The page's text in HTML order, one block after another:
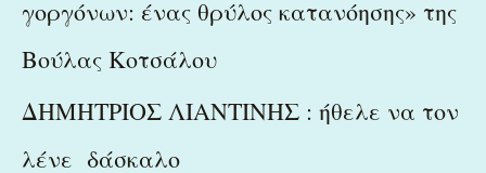
γοργόνων: ένας θρύλος κατανόησης» της
Βούλας Κοτσάλου
ΔΗΜΗΤΡΙΟΣ ΛΙΑΝΤΙΝΗΣ : ήθελε να τον
λένε δάσκαλο